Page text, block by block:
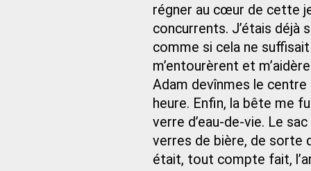
régner au cœur de cette
concurrents. J’étais déjà
comme si cela ne
m’entourèrent et
Adam devînmes le centre
heure. Enfin, la bête me
verre d’eau-de-vie. Le
verres de bière, de sorte
était, tout compte fait,